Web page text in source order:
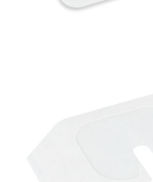
PolyFilm + Pad Jałowy